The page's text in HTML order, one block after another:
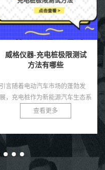
威格仪器-关节电机力矩测
试方法
引言关节电机是机器人、机械臂和
自动化设备中的核心驱动部件，其
力矩输出直接决定了系统的运动精
度、负载能力和稳定性。无论是工
节...
查看更多